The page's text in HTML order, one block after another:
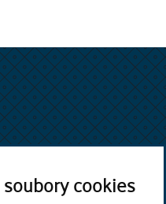
cookies